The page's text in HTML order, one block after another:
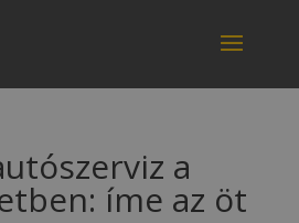
a
íme az öt